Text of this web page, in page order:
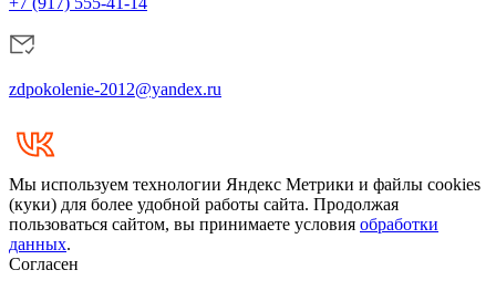
zdpokolenie-2012@yandex.ru
Мы используем технологии Яндекс Метрики и файлы cookies
(куки) для более удобной работы сайта. Продолжая
пользоваться сайтом, вы принимаете условия обработки
данных.
Согласен